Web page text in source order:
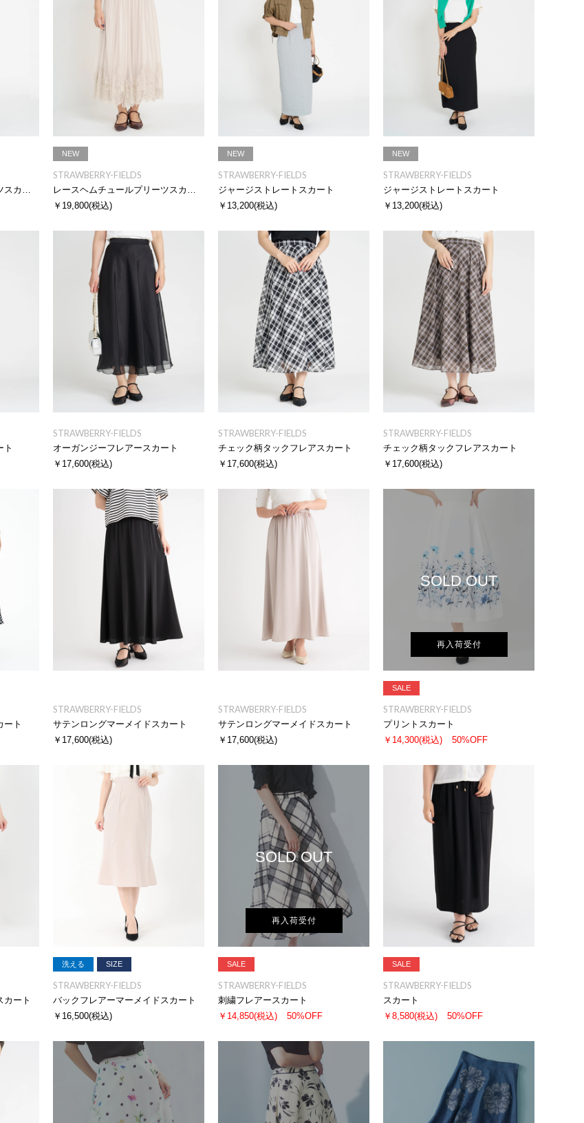
レースヘムチュールプリーツスカート
NEW
STRAWBERRY-FIELDS
レースヘムチュールプリーツスカート
￥19,800(税込)
NEW
STRAWBERRY-FIELDS
ジャージストレートスカート
￥13,200(税込)
NEW
STRAWBERRY-FIELDS
ジャージストレートスカート
￥13,200(税込)
ト
STRAWBERRY-FIELDS
オーガンジーフレアースカート
￥17,600(税込)
STRAWBERRY-FIELDS
チェック柄タックフレアスカート
￥17,600(税込)
STRAWBERRY-FIELDS
チェック柄タックフレアスカート
￥17,600(税込)
ート
STRAWBERRY-FIELDS
サテンロングマーメイドスカート
￥17,600(税込)
STRAWBERRY-FIELDS
サテンロングマーメイドスカート
￥17,600(税込)
SOLD OUT
再入荷受付
SALE
STRAWBERRY-FIELDS
プリントスカート
￥14,300(税込) 50%OFF
カート
洗える SIZE
STRAWBERRY-FIELDS
バックフレアーマーメイドスカート
￥16,500(税込)
SOLD OUT
再入荷受付
SALE
STRAWBERRY-FIELDS
刺繍フレアースカート
￥14,850(税込) 50%OFF
SALE
STRAWBERRY-FIELDS
スカート
￥8,580(税込) 50%OFF